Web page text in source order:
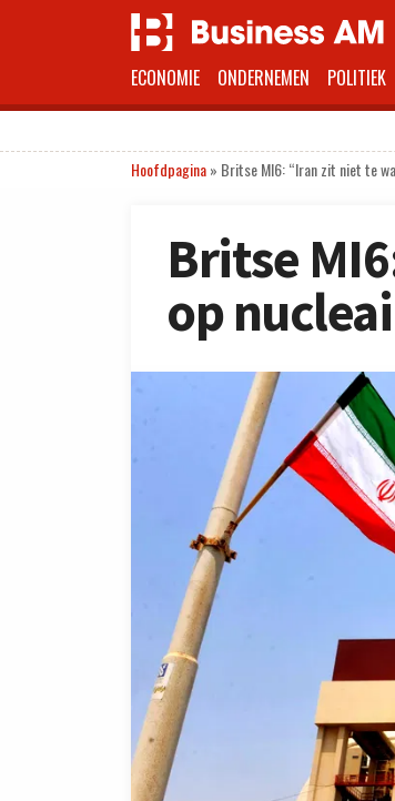
ECONOMIE ONDERNEMEN POLITIEK
Hoofdpagina» Britse MI6: “Iran zit niet te
Britse
op